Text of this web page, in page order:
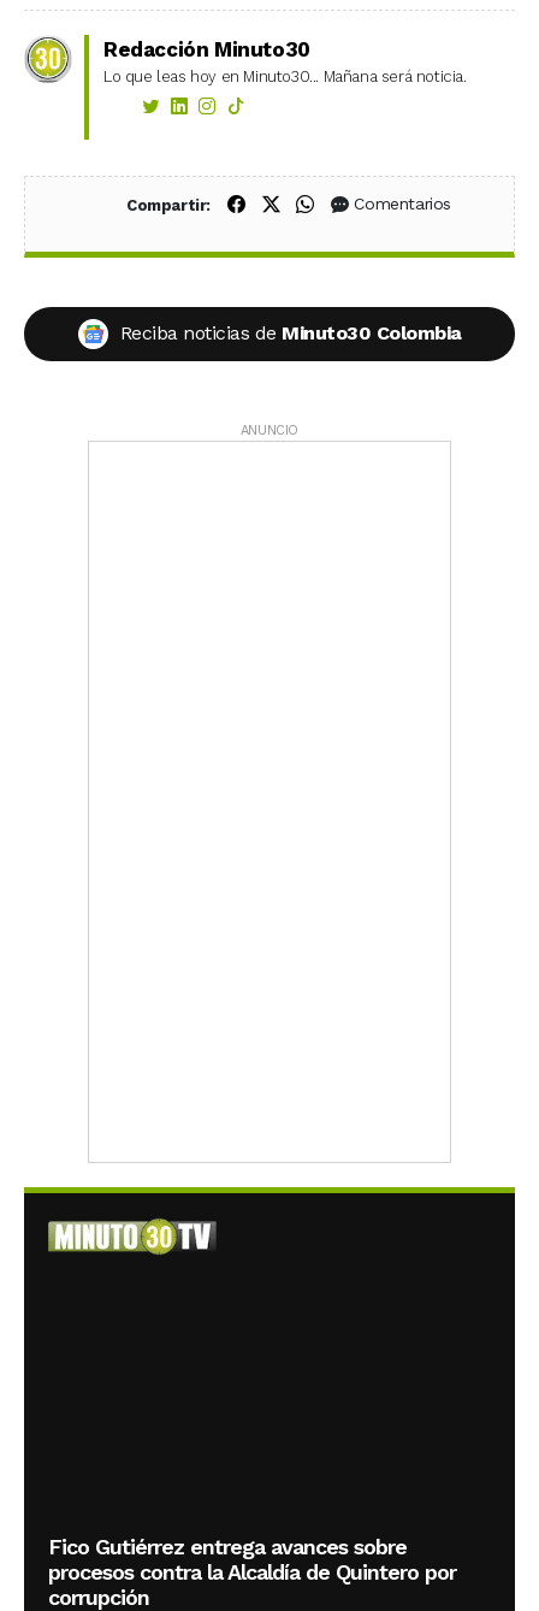
Redacción Minuto30
Lo que leas hoy en Minuto30... Mañana será noticia.
Compartir: Compartir en Facebook
Compartir en X (Twitter)
Compartir en WhatsApp
Comentarios
Reciba noticias de Minuto30 Colombia
ANUNCIO
Fico Gutiérrez entrega avances sobre
procesos contra la Alcaldía de Quintero por
corrupción